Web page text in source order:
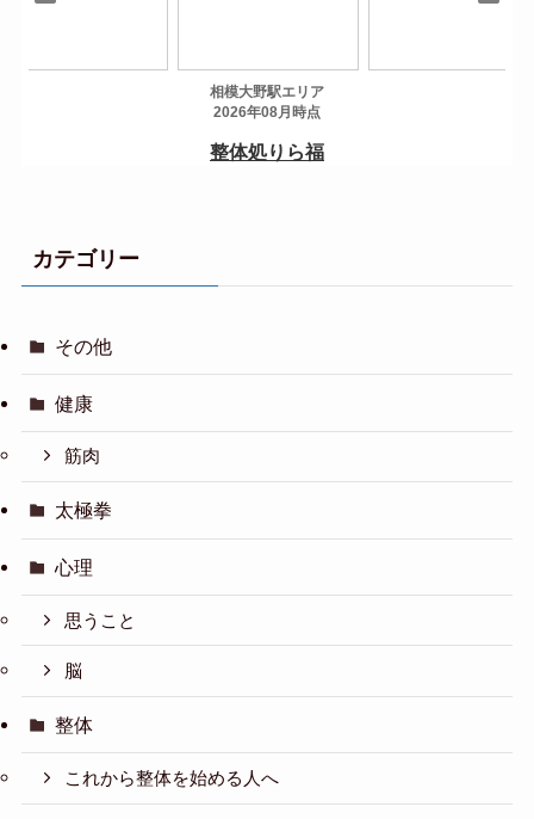
カテゴリー
その他
健康
筋肉
太極拳
心理
思うこと
脳
整体
これから整体を始める人へ